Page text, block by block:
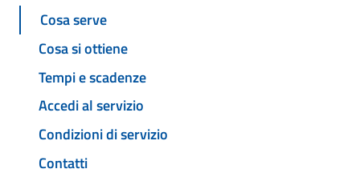
Cosa serve
Cosa si ottiene
Tempi e scadenze
Accedi al servizio
Condizioni di servizio
Contatti